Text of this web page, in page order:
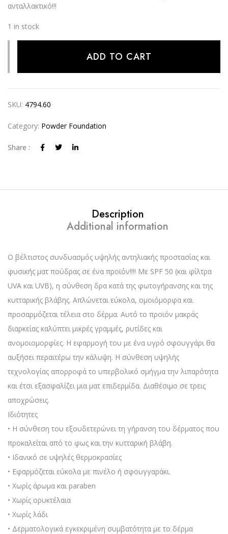
ανταλλακτικό!!!
1 in stock
ADD TO CART
SKU: 4794.60
Category: Powder Foundation
Share :
Description
Additional information
Ο βέλτιστος συνδυασμός υψηλής αντηλιακής προστασίας και
φυσικής ματ πούδρας σε ένα προϊόν!!!! Με SPF 50 (και φίλτρα
UVA και UVB), η σύνθεση δρα κατά της φωτογήρανσης και της
κυτταρικής βλάβης. Απλώνεται εύκολα, ομοιόμορφα και
προσαρμόζεται τέλεια στο δέρμα. Αυτό το προϊόν μακράς
διαρκείας καλύπτει μικρές γραμμές, ρυτίδες και
ανομοιομορφίες. Η εφαρμογή του με ένα υγρό σφουγγάρι θα
αυξήσει περαιτέρω την κάλυψη. Η σύνθεση υψηλής
τεχνολογίας απορροφά το υπερβολικό σμήγμα την λιπαρότητα
και έτσι εξασφαλίζει μια ματ επιδερμίδα. Διαθέσιμο σε τρεις
αποχρώσεις.
Ιδιότητες
• Η σύνθεση του εξουδετερώνει τη γήρανση του δέρματος που
προκαλείται από το φως και την κυτταρική βλάβη.
• Ιδανικό σε υψηλές θερμοκρασίες
• Εφαρμόζεται εύκολα με πινέλο ή σφουγγαράκι.
• Χωρίς άρωμα και paraben
• Χωρίς ορυκτέλαια
• Χωρίς λάδι
• Δερματολογικά εγκεκριμένη συμβατότητα με το δέρμα